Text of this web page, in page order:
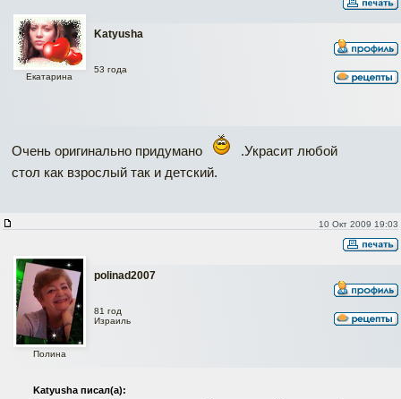
Katyusha
Екатарина
53 года
Очень оригинально придумано
.Украсит любой
стол как взрослый так и детский.
10 Окт 2009 19:03
polinad2007
Полина
81 год
Израиль
Katyusha писал(а):